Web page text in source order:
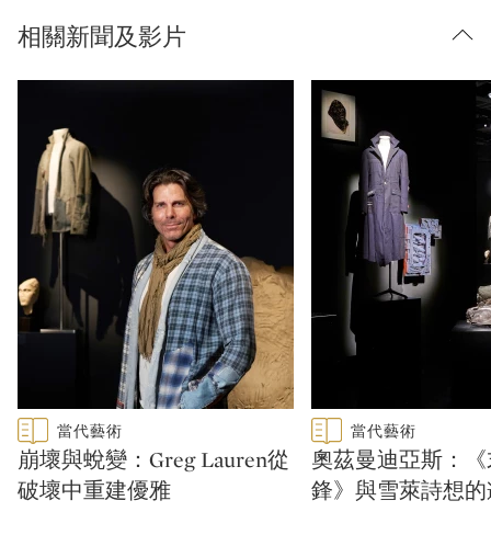
相關新聞及影片
Type: featured
CATEGORY:當代藝術
崩壞與蛻變：Greg Lauren從
破壞中重建優雅
Type: featured
CATEGORY:當代藝術
奧茲曼迪亞斯：
鋒》與雪萊詩想